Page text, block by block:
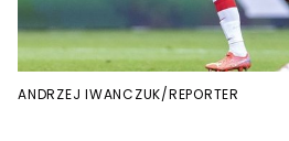
ANDRZEJ IWANCZUK/REPORTER